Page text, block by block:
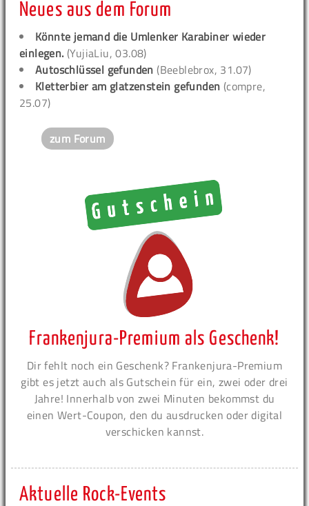
Neues aus dem Forum
Könnte jemand die Umlenker Karabiner wieder
einlegen. (YujiaLiu, 03.08)
Autoschlüssel gefunden (Beeblebrox, 31.07)
Kletterbier am glatzenstein gefunden (compre,
25.07)
zum Forum
Frankenjura-Premium als Geschenk!
Dir fehlt noch ein Geschenk? Frankenjura-Premium
gibt es jetzt auch als Gutschein für ein, zwei oder drei
Jahre! Innerhalb von zwei Minuten bekommst du
einen Wert-Coupon, den du ausdrucken oder digital
verschicken kannst.
Aktuelle Rock-Events